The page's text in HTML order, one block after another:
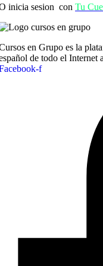
inicia sesion con Tu
en Grupo es la
de todo el Internet
f